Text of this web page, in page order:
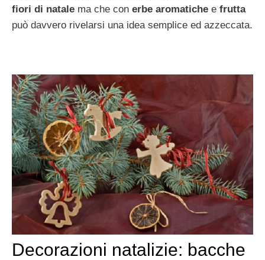
fiori di natale ma che con erbe aromatiche e frutta
può davvero rivelarsi una idea semplice ed azzeccata.
Decorazioni natalizie: bacche